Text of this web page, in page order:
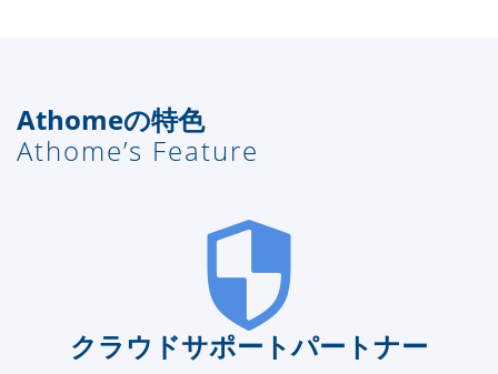
Athomeの特色
Athome’s Feature
クラウドサポートパートナー